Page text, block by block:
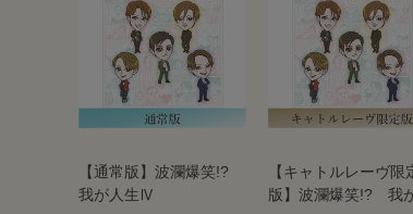
【通常版】波瀾爆笑!?
我が人生Ⅳ
【キャトルレーヴ限
版】波瀾爆笑!? 我が